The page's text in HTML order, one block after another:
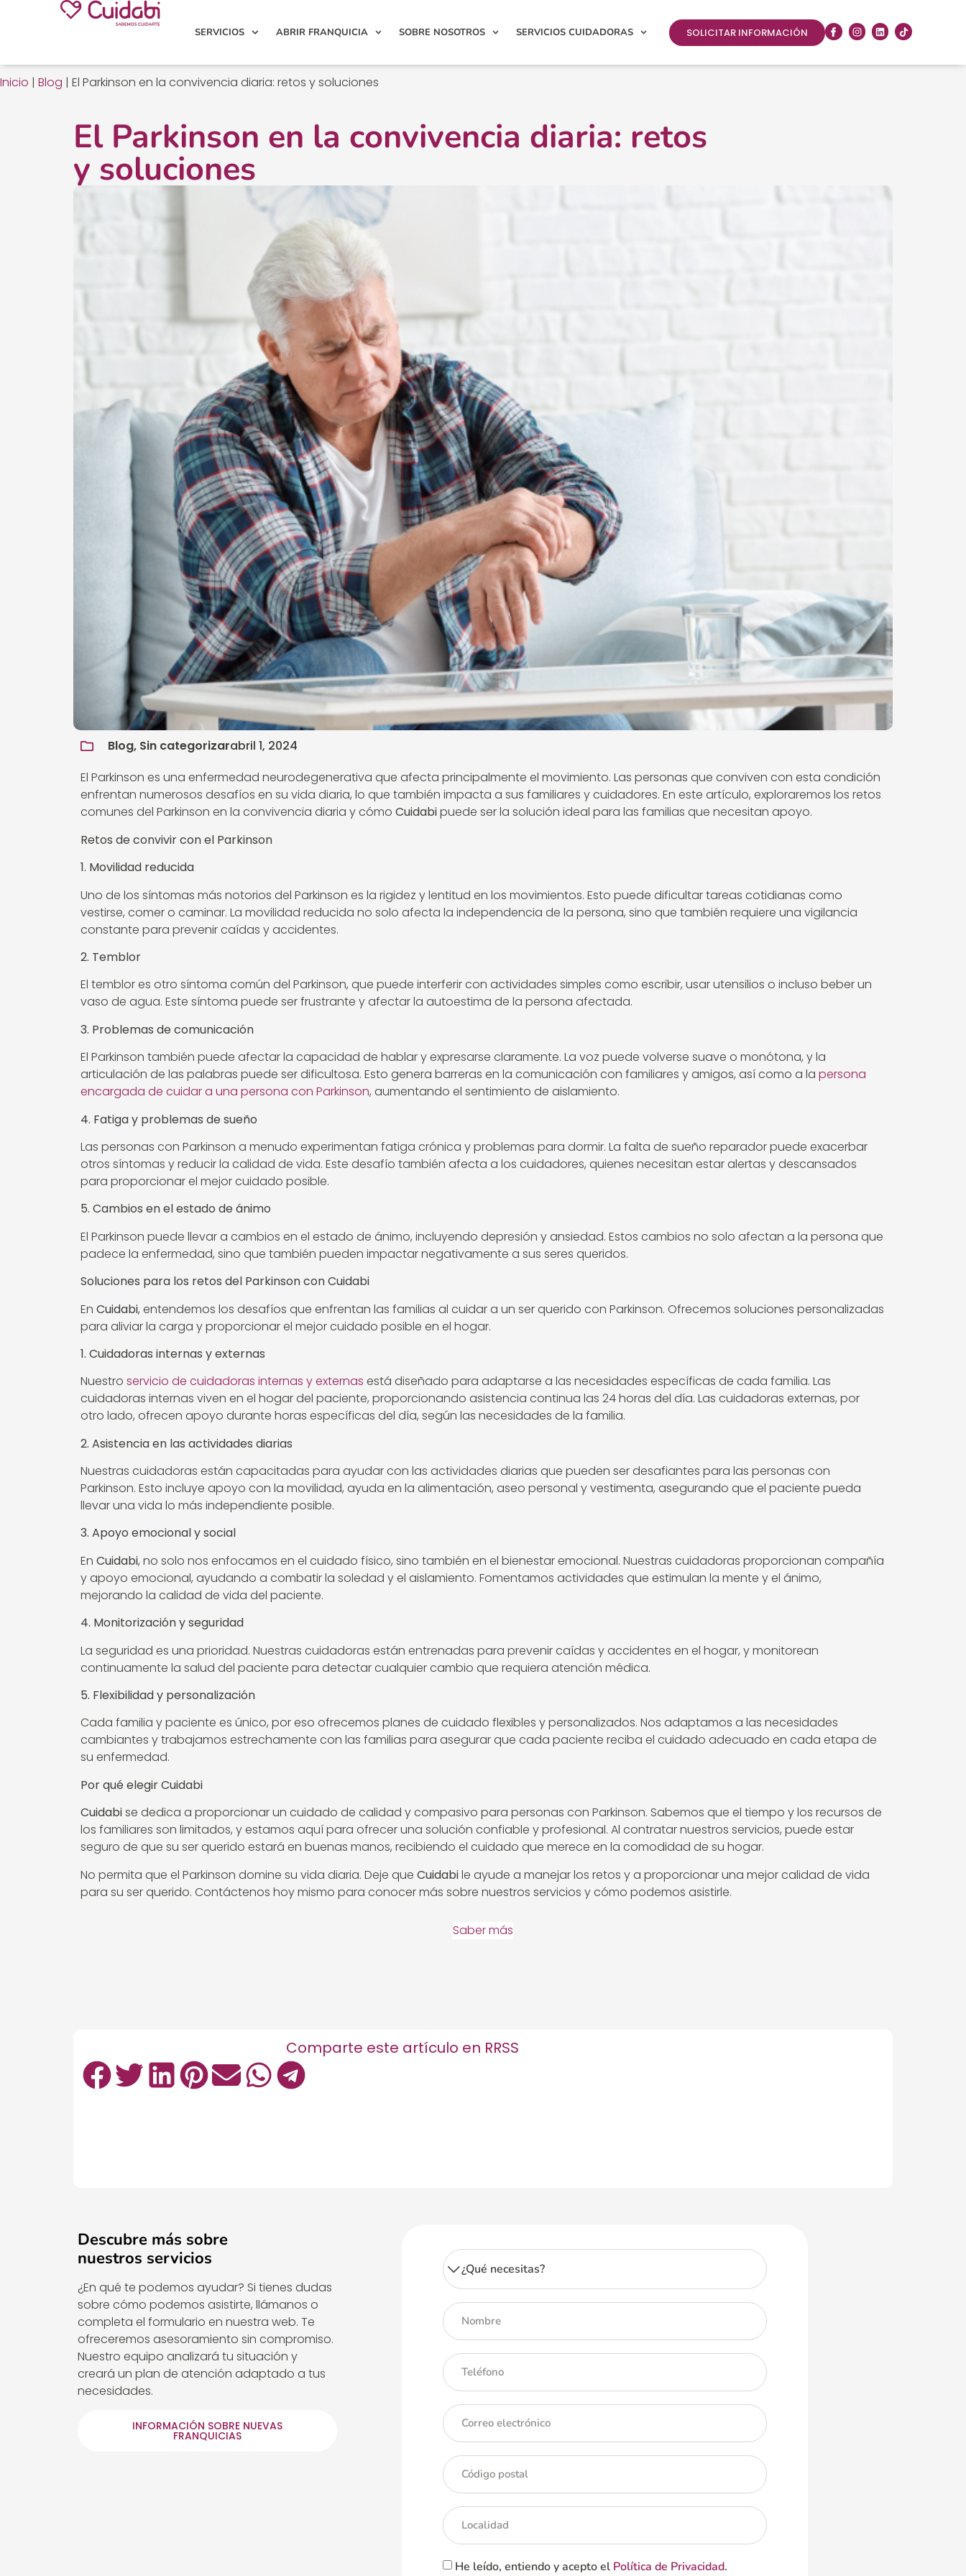
SERVICIOS ABRIR FRANQUICIA SOBRE NOSOTROS SERVICIOS CUIDADORAS SOLICITAR INFORMACIÓN
Inicio | Blog | El Parkinson en la convivencia diaria: retos y soluciones
El Parkinson en la convivencia diaria: retos
y soluciones
Blog, Sin categorizarabril 1, 2024
El Parkinson es una enfermedad neurodegenerativa que afecta principalmente el movimiento. Las personas que conviven con esta condición
enfrentan numerosos desafíos en su vida diaria, lo que también impacta a sus familiares y cuidadores. En este artículo, exploraremos los retos
comunes del Parkinson en la convivencia diaria y cómo Cuidabipuede ser la solución ideal para las familias que necesitan apoyo.
Retos de convivir con el Parkinson
1. Movilidad reducida
Uno de los síntomas más notorios del Parkinson es la rigidez y lentitud en los movimientos. Esto puede dificultar tareas cotidianas como
vestirse, comer o caminar. La movilidad reducida no solo afecta la independencia de la persona, sino que también requiere una vigilancia
constante para prevenir caídas y accidentes.
2. Temblor
El temblor es otro síntoma común del Parkinson, que puede interferir con actividades simples como escribir, usar utensilios o incluso beber un
vaso de agua. Este síntoma puede ser frustrante y afectar la autoestima de la persona afectada.
3. Problemas de comunicación
El Parkinson también puede afectar la capacidad de hablar y expresarse claramente. La voz puede volverse suave o monótona, y la
articulación de las palabras puede ser dificultosa. Esto genera barreras en la comunicación con familiares y amigos, así como a la persona
encargada de cuidar a una persona con Parkinson, aumentando el sentimiento de aislamiento.
4. Fatiga y problemas de sueño
Las personas con Parkinson a menudo experimentan fatiga crónica y problemas para dormir. La falta de sueño reparador puede exacerbar
otros síntomas y reducir la calidad de vida. Este desafío también afecta a los cuidadores, quienes necesitan estar alertas y descansados
para proporcionar el mejor cuidado posible.
5. Cambios en el estado de ánimo
El Parkinson puede llevar a cambios en el estado de ánimo, incluyendo depresión y ansiedad. Estos cambios no solo afectan a la persona que
padece la enfermedad, sino que también pueden impactar negativamente a sus seres queridos.
Soluciones para los retos del Parkinson con Cuidabi
En Cuidabi, entendemos los desafíos que enfrentan las familias al cuidar a un ser querido con Parkinson. Ofrecemos soluciones personalizadas
para aliviar la carga y proporcionar el mejor cuidado posible en el hogar.
1. Cuidadoras internas y externas
Nuestro servicio de cuidadoras internas y externas está diseñado para adaptarse a las necesidades específicas de cada familia. Las
cuidadoras internas viven en el hogar del paciente, proporcionando asistencia continua las 24 horas del día. Las cuidadoras externas, por
otro lado, ofrecen apoyo durante horas específicas del día, según las necesidades de la familia.
2. Asistencia en las actividades diarias
Nuestras cuidadoras están capacitadas para ayudar con las actividades diarias que pueden ser desafiantes para las personas con
Parkinson. Esto incluye apoyo con la movilidad, ayuda en la alimentación, aseo personal y vestimenta, asegurando que el paciente pueda
llevar una vida lo más independiente posible.
3. Apoyo emocional y social
En Cuidabi, no solo nos enfocamos en el cuidado físico, sino también en el bienestar emocional. Nuestras cuidadoras proporcionan compañía
y apoyo emocional, ayudando a combatir la soledad y el aislamiento. Fomentamos actividades que estimulan la mente y el ánimo,
mejorando la calidad de vida del paciente.
4. Monitorización y seguridad
La seguridad es una prioridad. Nuestras cuidadoras están entrenadas para prevenir caídas y accidentes en el hogar, y monitorean
continuamente la salud del paciente para detectar cualquier cambio que requiera atención médica.
5. Flexibilidad y personalización
Cada familia y paciente es único, por eso ofrecemos planes de cuidado flexibles y personalizados. Nos adaptamos a las necesidades
cambiantes y trabajamos estrechamente con las familias para asegurar que cada paciente reciba el cuidado adecuado en cada etapa de
su enfermedad.
Por qué elegir Cuidabi
Cuidabise dedica a proporcionar un cuidado de calidad y compasivo para personas con Parkinson. Sabemos que el tiempo y los recursos de
los familiares son limitados, y estamos aquí para ofrecer una solución confiable y profesional. Al contratar nuestros servicios, puede estar
seguro de que su ser querido estará en buenas manos, recibiendo el cuidado que merece en la comodidad de su hogar.
No permita que el Parkinson domine su vida diaria. Deje que Cuidabile ayude a manejar los retos y a proporcionar una mejor calidad de vida
para su ser querido. Contáctenos hoy mismo para conocer más sobre nuestros servicios y cómo podemos asistirle.
Saber más
Comparte este artículo en RRSS
Descubre más sobre
nuestros servicios
¿En qué te podemos ayudar? Si tienes dudas
sobre cómo podemos asistirte, llámanos o
completa el formulario en nuestra web. Te
ofreceremos asesoramiento sin compromiso.
Nuestro equipo analizará tu situación y
creará un plan de atención adaptado a tus
necesidades.
INFORMACIÓN SOBRE NUEVAS
FRANQUICIAS
He leído, entiendo y acepto el Política de Privacidad.